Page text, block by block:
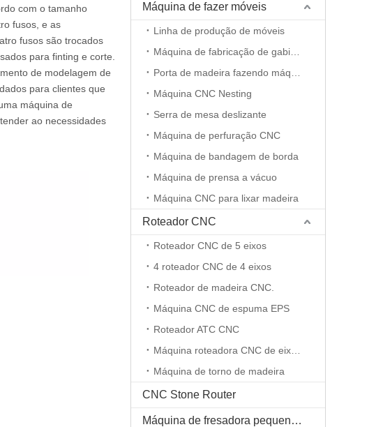
com o tamanho
fusos, e as
fusos são trocados
​​para finting e corte.
de modelagem de
para clientes que
máquina de
ao necessidades
Máquina de fazer móveis
Linha de produção de móveis
Máquina CNC Nesting
Serra de mesa deslizante
Máquina de perfuração CNC
Máquina de bandagem de borda
Máquina de prensa a vácuo
Máquina CNC para lixar madeira
Roteador CNC
Roteador CNC de 5 eixos
4 roteador CNC de 4 eixos
Roteador de madeira CNC.
Máquina CNC de espuma EPS
Roteador ATC CNC
Máquina de torno de madeira
CNC Stone Router
Máquina de fresadora pequena CNC